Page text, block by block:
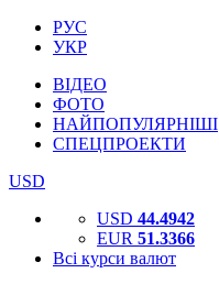
РУС
УКР
ВІДЕО
ФОТО
НАЙПОПУЛЯРНІШІ
СПЕЦПРОЕКТИ
USD
USD 44.4942
EUR 51.3366
Всі курси валют